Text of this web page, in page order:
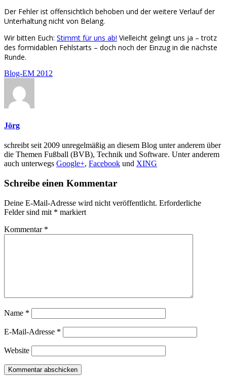
Der Fehler ist offensichtlich behoben und der weitere Verlauf der
Unterhaltung nicht von Belang.
Wir bitten Euch: Stimmt für uns ab! Vielleicht gelingt uns ja – trotz
des formidablen Fehlstarts – doch noch der Einzug in die nächste
Runde.
Blog-EM 2012
Jörg
schreibt seit 2009 unregelmäßig an diesem Blog unter anderem über
die Themen Fußball (BVB), Technik und Software. Unter anderem
auch unterwegs Google+, Facebook und XING
Schreibe einen Kommentar
Deine E-Mail-Adresse wird nicht veröffentlicht. Erforderliche
Felder sind mit * markiert
Kommentar *
Name *
E-Mail-Adresse *
Website